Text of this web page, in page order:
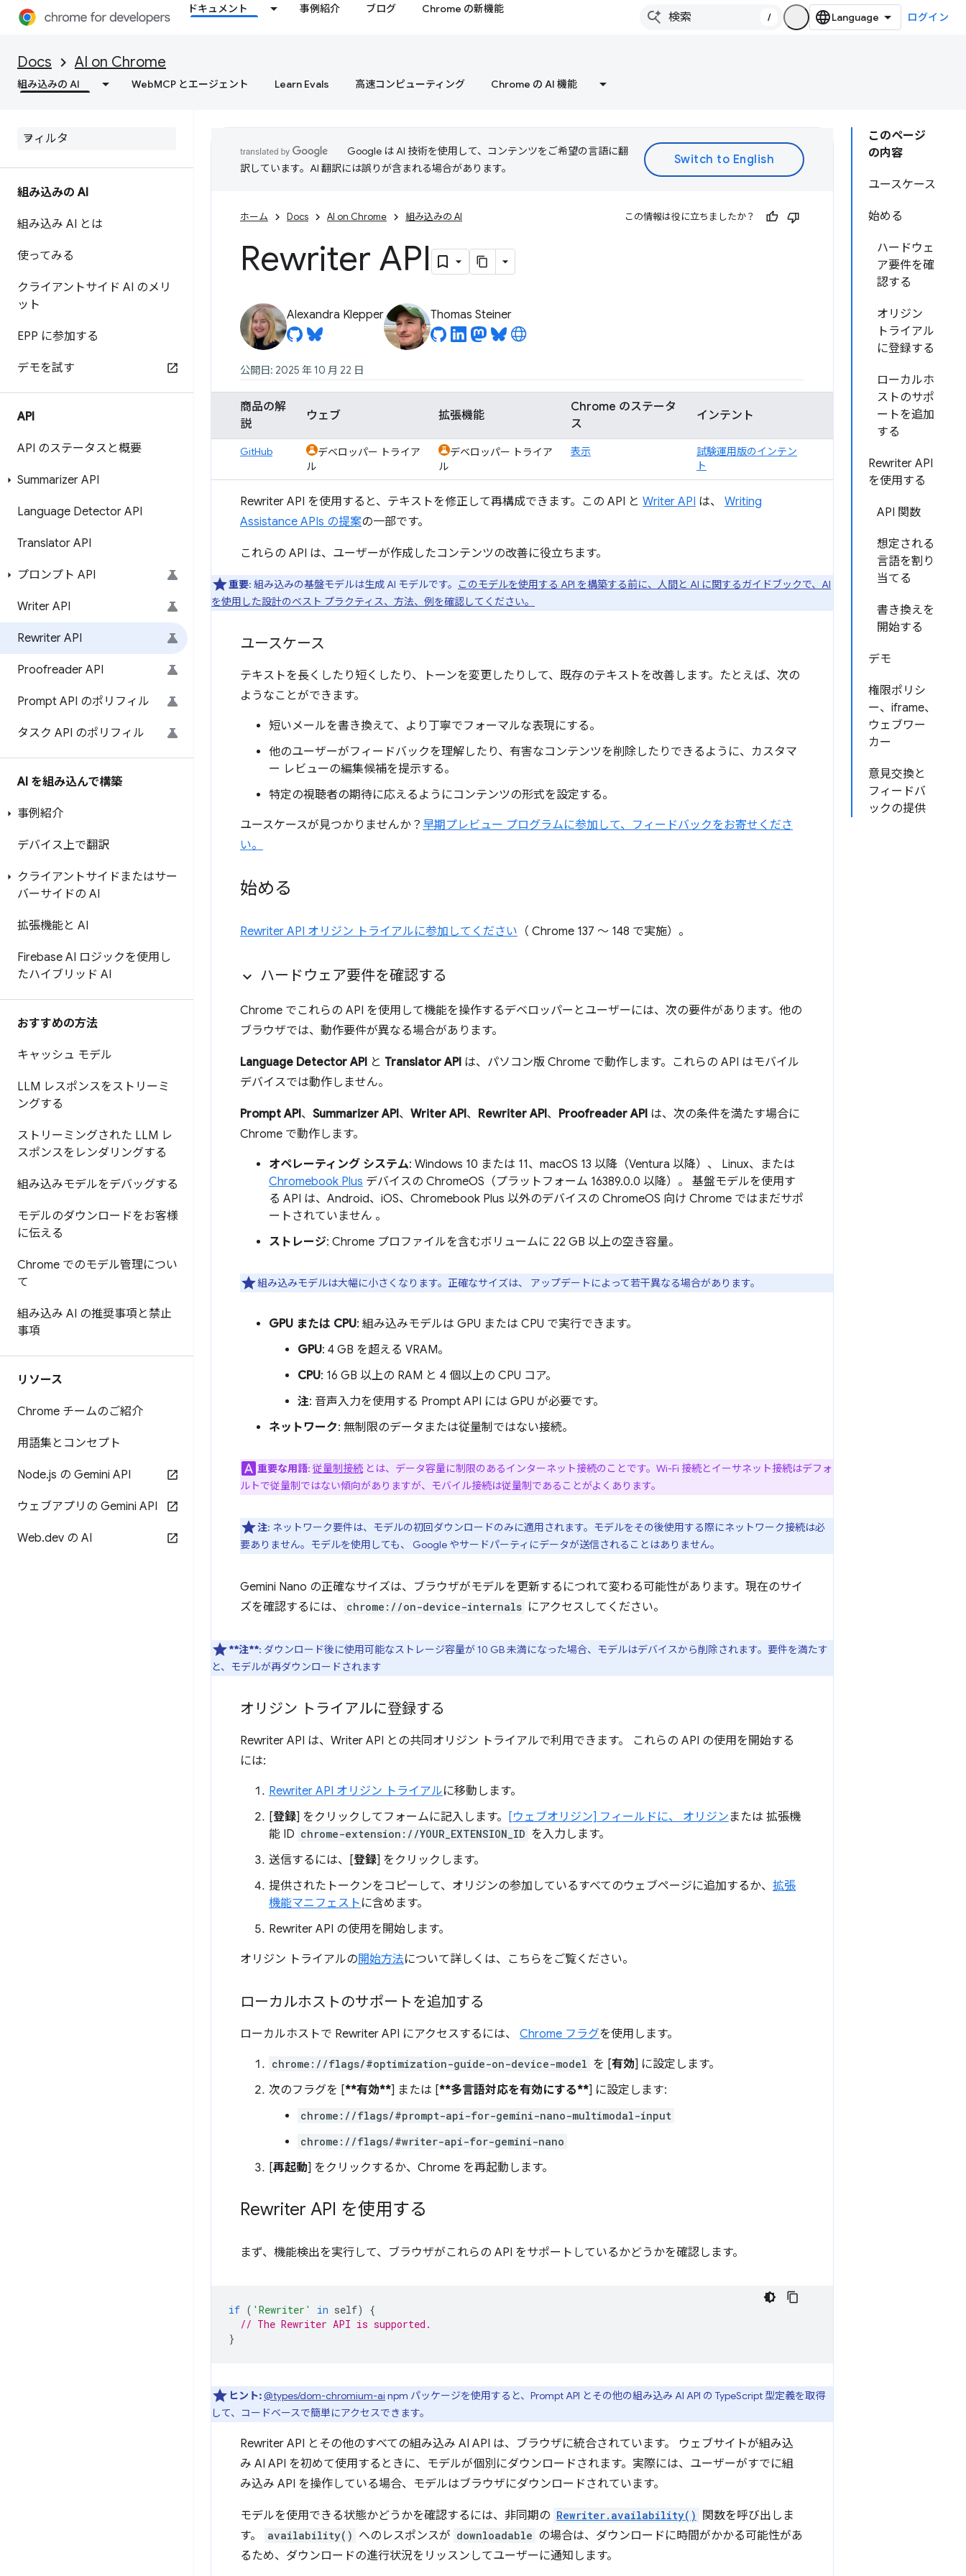
ドキュメント 事例紹介 ブログ Chrome の新機能
/ ログイン
Docs AI on Chrome
組み込みの AI WebMCP とエージェント Learn Evals 高速コンピューティング Chrome の AI 機能
組み込みの AI
組み込み AI とは
使ってみる
クライアントサイド AI のメリ
ット
EPP に参加する
デモを試す
API
API のステータスと概要
Summarizer API
Language Detector API
Translator API
プロンプト API
Writer API
Rewriter API
Proofreader API
Prompt API のポリフィル
タスク API のポリフィル
AI を組み込んで構築
事例紹介
デバイス上で翻訳
クライアントサイドまたはサー
バーサイドの AI
拡張機能と AI
Firebase AI ロジックを使用し
たハイブリッド AI
おすすめの方法
キャッシュ モデル
LLM レスポンスをストリーミ
ングする
ストリーミングされた LLM レ
スポンスをレンダリングする
組み込みモデルをデバッグする
モデルのダウンロードをお客様
に伝える
Chrome でのモデル管理につい
て
組み込み AI の推奨事項と禁止
事項
リソース
Chrome チームのご紹介
用語集とコンセプト
Node.js の Gemini API
ウェブアプリの Gemini API
Web.dev の AI
このページ
の内容
ユースケース
始める
ハードウェ
ア要件を確
認する
オリジン
トライアル
に登録する
ローカルホ
ストのサポ
ートを追加
する
Rewriter API
を使用する
API 関数
想定される
言語を割り
当てる
書き換えを
開始する
デモ
権限ポリシ
ー、iframe、
ウェブワー
カー
意見交換と
フィードバ
ックの提供
Google は AI 技術を使用して、コンテンツをご希望の言語に翻
訳しています。AI 翻訳には誤りが含まれる場合があります。
ホーム Docs AI on Chrome 組み込みの AI この情報は役に立ちましたか？
Rewriter API
Alexandra Klepper Thomas Steiner
公開日: 2025 年 10 月 22 日
商品の解
説
ウェブ 拡張機能
Chrome のステータ
ス
インテント
GitHub
デベロッパー トライア
ル
デベロッパー トライア
ル
表示
試験運用版のインテン
ト
Rewriter API を使用すると、テキストを修正して再構成できます。この API と Writer API は、 Writing
Assistance APIs の提案の一部です。
これらの API は、ユーザーが作成したコンテンツの改善に役立ちます。
重要: 組み込みの基盤モデルは生成 AI モデルです。
このモデルを使用する API を構築する前に、人間と AI に関するガイドブックで、AI
を使用した設計のベスト プラクティス、方法、例を確認してください。
ユースケース
テキストを長くしたり短くしたり、トーンを変更したりして、既存のテキストを改善します。たとえば、次の
ようなことができます。
短いメールを書き換えて、より丁寧でフォーマルな表現にする。
他のユーザーがフィードバックを理解したり、有害なコンテンツを削除したりできるように、カスタマ
ー レビューの編集候補を提示する。
特定の視聴者の期待に応えるようにコンテンツの形式を設定する。
ユースケースが見つかりませんか？ 早期プレビュー プログラムに参加して、フィードバックをお寄せくださ
い。
始める
Rewriter API オリジン トライアルに参加してください （ Chrome 137 ～ 148 で実施）。
ハードウェア要件を確認する
Chrome でこれらの API を使用して機能を操作するデベロッパーとユーザーには、次の要件があります。他の
ブラウザでは、動作要件が異なる場合があります。
Language Detector API と Translator API は、パソコン版 Chrome で動作します。これらの API はモバイル
デバイスでは動作しません。
Prompt API、 Summarizer API、 Writer API、 Rewriter API、 Proofreader API は、次の条件を満たす場合に
Chrome で動作します。
オペレーティング システム: Windows 10 または 11、macOS 13 以降（Ventura 以降）、 Linux、または
Chromebook Plus デバイスの ChromeOS（プラットフォーム 16389.0.0 以降）。 基盤モデルを使用す
る API は、Android、iOS、Chromebook Plus 以外のデバイスの ChromeOS 向け Chrome ではまだサポ
ートされていません 。
ストレージ: Chrome プロファイルを含むボリュームに 22 GB 以上の空き容量。
組み込みモデルは大幅に小さくなります。正確なサイズは、 アップデートによって若干異なる場合があります。
GPU または CPU: 組み込みモデルは GPU または CPU で実行できます。
GPU: 4 GB を超える VRAM。
CPU: 16 GB 以上の RAM と 4 個以上の CPU コア。
注: 音声入力を使用する Prompt API には GPU が必要です。
ネットワーク: 無制限のデータまたは従量制ではない接続。
重要な用語: 従量制接続とは、データ容量に制限のあるインターネット接続のことです。Wi-Fi 接続とイーサネット接続はデフォ
ルトで従量制ではない傾向がありますが、モバイル接続は従量制であることがよくあります。
注: ネットワーク要件は、モデルの初回ダウンロードのみに適用されます。モデルをその後使用する際にネットワーク接続は必
要ありません。モデルを使用しても、 Google やサードパーティにデータが送信されることはありません。
Gemini Nano の正確なサイズは、ブラウザがモデルを更新するにつれて変わる可能性があります。現在のサイ
ズを確認するには、
chrome://on-device-internals にアクセスしてください。
**注**: ダウンロード後に使用可能なストレージ容量が 10 GB 未満になった場合、モデルはデバイスから削除されます。要件を満たす
と、モデルが再ダウンロードされます
オリジン トライアルに登録する
Rewriter API は、Writer API との共同オリジン トライアルで利用できます。 これらの API の使用を開始する
には:
Rewriter API オリジン トライアルに移動します。
[登録] をクリックしてフォームに記入します。 [ウェブオリジン] フィールドに、 オリジン または 拡張機
能 ID chrome-extension://YOUR_EXTENSION_ID を入力します。
送信するには、[登録] をクリックします。
提供されたトークンをコピーして、オリジンの参加しているすべてのウェブページに追加するか、 拡張
機能マニフェスト に含めます。
Rewriter API の使用を開始します。
オリジン トライアルの開始方法について詳しくは、こちらをご覧ください。
ローカルホストのサポートを追加する
ローカルホストで Rewriter API にアクセスするには、 Chrome フラグを使用します。
chrome://flags/#optimization-guide-on-device-model を [有効] に設定します。
次のフラグを [**有効**] または [**多言語対応を有効にする**] に設定します:
chrome://flags/#prompt-api-for-gemini-nano-multimodal-input
chrome://flags/#writer-api-for-gemini-nano
[再起動] をクリックするか、Chrome を再起動します。
Rewriter API を使用する
まず、機能検出を実行して、ブラウザがこれらの API をサポートしているかどうかを確認します。
if ( 'Rewriter' in self)
{
// The Rewriter API is supported.
}
ヒント:@types/dom-chromium-ai npm パッケージを使用すると、Prompt API とその他の組み込み AI API の TypeScript 型定義を取得
して、コードベースで簡単にアクセスできます。
Rewriter API とその他のすべての組み込み AI API は、ブラウザに統合されています。 ウェブサイトが組み込
み AI API を初めて使用するときに、モデルが個別にダウンロードされます。実際には、ユーザーがすでに組
み込み API を操作している場合、モデルはブラウザにダウンロードされています。
モデルを使用できる状態かどうかを確認するには、非同期の Rewriter.availability()
関数を呼び出しま
す。
availability() へのレスポンスが downloadable の場合は、ダウンロードに時間がかかる可能性があ
るため、ダウンロードの進行状況をリッスンしてユーザーに通知します。